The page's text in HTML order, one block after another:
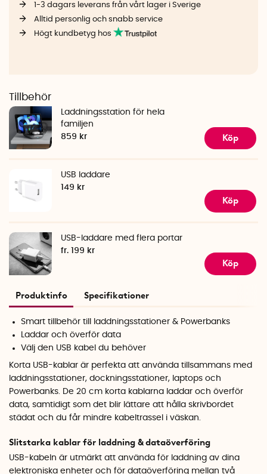
1-3 dagars leverans från vårt lager i Sverige
Alltid personlig och snabb service
Högt kundbetyg hos
Tillbehör
Laddningsstation för hela
familjen
859 kr
Köp
USB laddare
149 kr
Köp
USB-laddare med flera portar
fr. 199 kr
Köp
Produktinfo Specifikationer
Smart tillbehör till laddningsstationer & Powerbanks
Laddar och överför data
Välj den USB kabel du behöver
Korta USB-kablar är perfekta att använda tillsammans med
laddningsstationer, dockningsstationer, laptops och
Powerbanks. De 20 cm korta kablarna laddar och överför
data, samtidigt som det blir lättare att hålla skrivbordet
städat och du får mindre kabeltrassel i väskan.
Slitstarka kablar för laddning & dataöverföring
USB-kabeln är utmärkt att använda för laddning av dina
elektroniska enheter och för dataöverföring mellan två